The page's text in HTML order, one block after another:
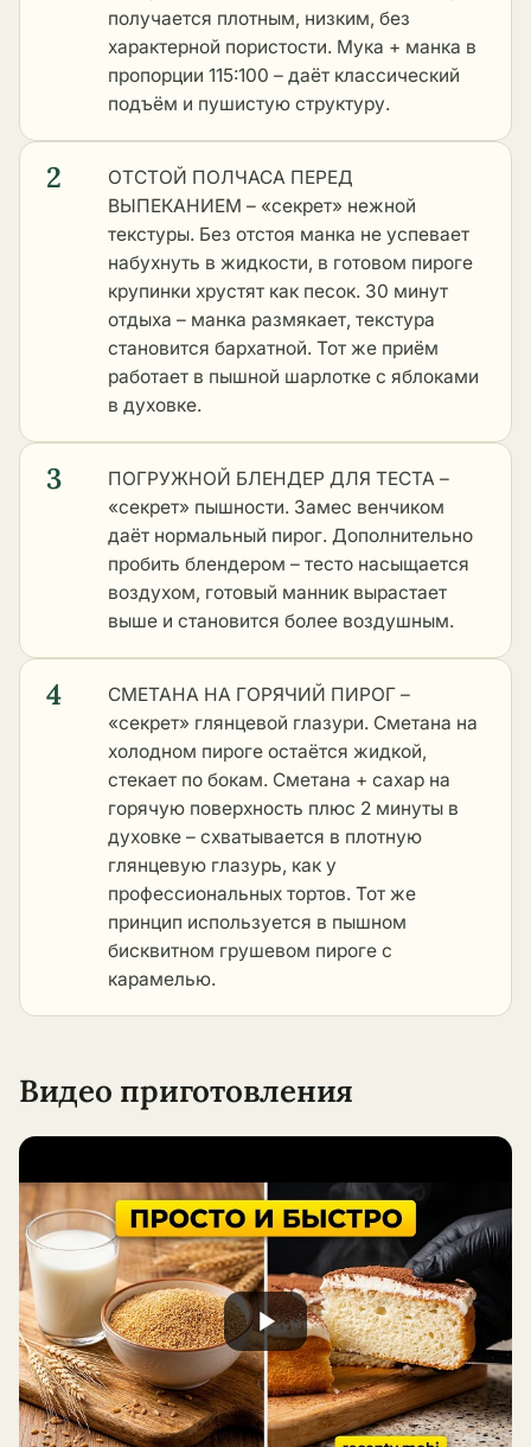
получается плотным, низким, без
характерной пористости. Мука + манка в
пропорции 115:100 – даёт классический
подъём и пушистую структуру.
2
ОТСТОЙ ПОЛЧАСА ПЕРЕД
ВЫПЕКАНИЕМ – «секрет» нежной
текстуры. Без отстоя манка не успевает
набухнуть в жидкости, в готовом пироге
крупинки хрустят как песок. 30 минут
отдыха – манка размякает, текстура
становится бархатной. Тот же приём
работает в пышной шарлотке с яблоками
в духовке.
3
ПОГРУЖНОЙ БЛЕНДЕР ДЛЯ ТЕСТА –
«секрет» пышности. Замес венчиком
даёт нормальный пирог. Дополнительно
пробить блендером – тесто насыщается
воздухом, готовый манник вырастает
выше и становится более воздушным.
4
СМЕТАНА НА ГОРЯЧИЙ ПИРОГ –
«секрет» глянцевой глазури. Сметана на
холодном пироге остаётся жидкой,
стекает по бокам. Сметана + сахар на
горячую поверхность плюс 2 минуты в
духовке – схватывается в плотную
глянцевую глазурь, как у
профессиональных тортов. Тот же
принцип используется в пышном
бисквитном грушевом пироге с
карамелью.
Видео приготовления